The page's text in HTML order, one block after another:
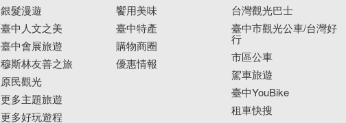
銀髮漫遊
臺中人文之美
臺中會展旅遊
穆斯林友善之旅
原民觀光
更多主題旅遊
更多好玩遊程
饗用美味
臺中特產
購物商圈
優惠情報
台灣觀光巴士
臺中市觀光公車/台灣好
行
市區公車
駕車旅遊
臺中YouBike
租車快搜